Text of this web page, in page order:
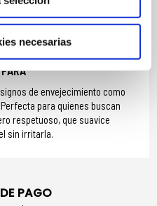
necesarias
la piel limpia.
mediante un suave
de envejecimiento como
para quienes buscan
respetuoso, que suavice
sin irritarla.
PAGO